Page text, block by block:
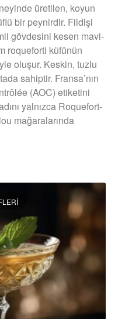
üretilen, koyun
bir peynirdir. Fildişi
gövdesini kesen mavi-
roqueforti küfünün
oluşur. Keskin, tuzlu
sahiptir. Fransa’nın
(AOC) etiketini
yalnızca Roquefort-
mağaralarında